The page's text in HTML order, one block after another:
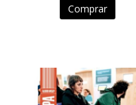
Comprar